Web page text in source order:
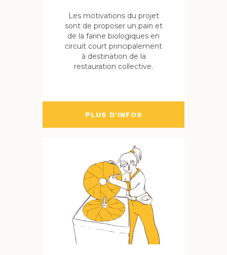
Les motivations du projet
sont de proposer un pain et
de la farine biologiques en
circuit court principalement
à destination de la
restauration collective.
PLUS D'INFOS